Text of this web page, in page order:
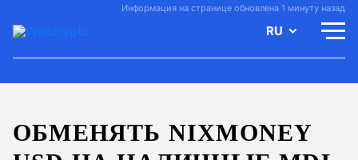
Информация на странице обновлена 1 минуту назад
RU
ОБМЕНЯТЬ NIXMONEY